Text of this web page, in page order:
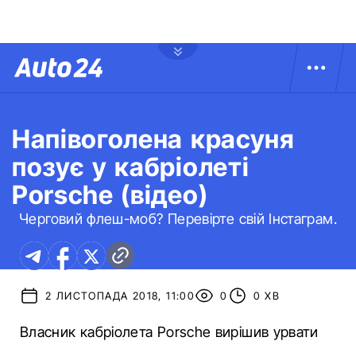
Напівоголена красуня
позує у кабріолеті
Porsche (відео)
Черговий флеш-моб? Перевірте свій Інстаграм.
2 ЛИСТОПАДА 2018, 11:00 0 0 ХВ
Власник кабріолета Porsche вирішив урвати